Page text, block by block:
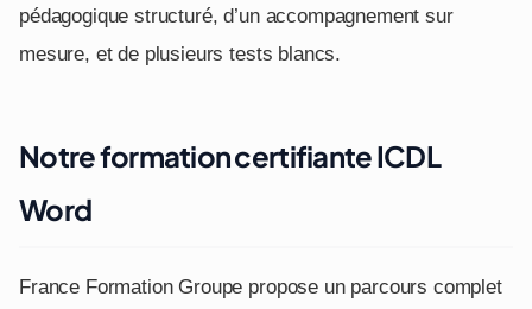
pédagogique structuré, d’un accompagnement sur
mesure, et de plusieurs tests blancs.
Notre formation certifiante ICDL
Word
France Formation Groupe propose un parcours complet